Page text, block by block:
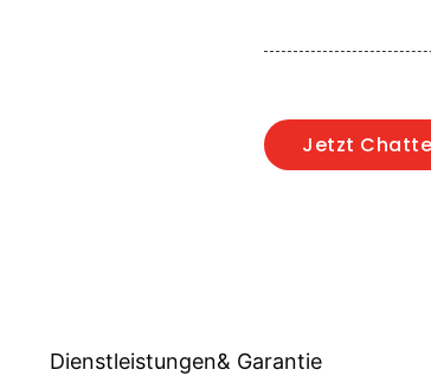
Jetzt
Dienstleistungen& Garantie